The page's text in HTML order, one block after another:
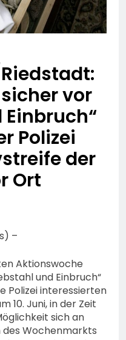
Energiedrinks
Zollamt in Frankfurt
2026
vor
Polizei
der
Ort
–
Aktionswoche
und Einbruch“
Polizei interessierten
10. Juni, in der Zeit
sich an
Wochenmarkts